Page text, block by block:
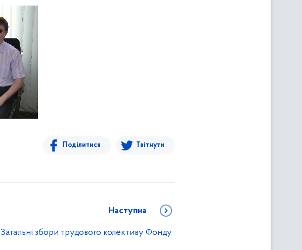
Поділитися Твітнути
Наступна
Загальні збори трудового колективу Фонду